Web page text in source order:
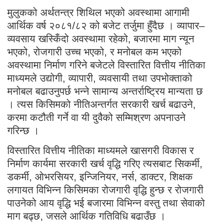
मुलुकको अर्थतन्त्र शिथिल भएको अवस्थामा आगामी
आर्थिक वर्ष २०८१/८२ को बजेट तर्जुमा हुँदैछ । व्यापार–
व्यवसाय खस्किँदो अवस्थामा रहेको, बजारमा माग न्यून
भएको, रोजगारी उच्च भएको, र मनोबल कम भएको
अवस्थामा निर्माण गरिने बजेटले विस्तारित वित्तीय नीतिका
माध्यमले उद्योगी, व्यापारी, व्यवसायी तथा उपभोक्ताको
मनोबल बढाउनुपर्छ भन्ने सामान्य अन्तर्राष्ट्रिय मान्यता छ
। त्यस किसिमको नीतिअन्तर्गत सरकारी खर्च बढाउने,
करमा कटौती गर्ने वा यी दुवैको सम्मिश्रण अपनाउने
गरिन्छ ।
विस्तारित वित्तीय नीतिका माध्यमले खासगरी विकास र
निर्माण कार्यमा सरकारी खर्च वृद्धि गरिए त्यसबाट सिकर्मी,
डकर्मी, ओभरसियर, इन्जिनियर, नर्स, डाक्टर, शिक्षक
लगायत विभिन्न किसिमका रोजगारी वृद्धि हुन्छ र रोजगारी
पाउनेको आय वृद्धि भई बजारमा विभिन्न वस्तु तथा सेवाको
माग बढ्छ, जसले आर्थिक गतिविधि बढाउँछ ।